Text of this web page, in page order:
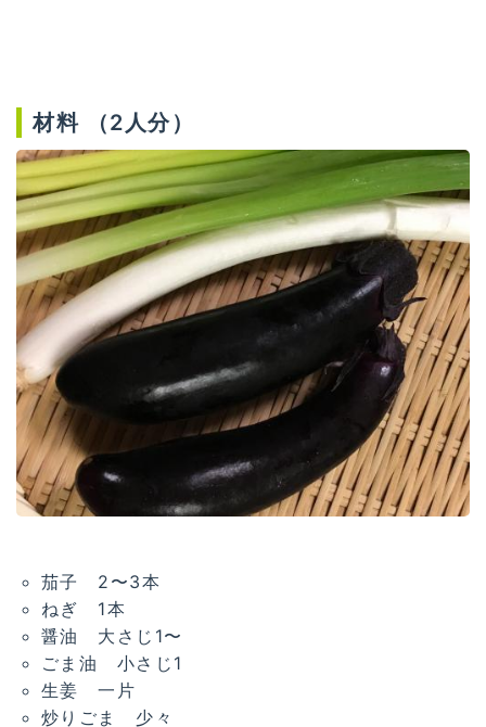
材料 （2人分）
茄子 2〜3本
ねぎ 1本
醤油 大さじ1〜
ごま油 小さじ1
生姜 一片
炒りごま 少々